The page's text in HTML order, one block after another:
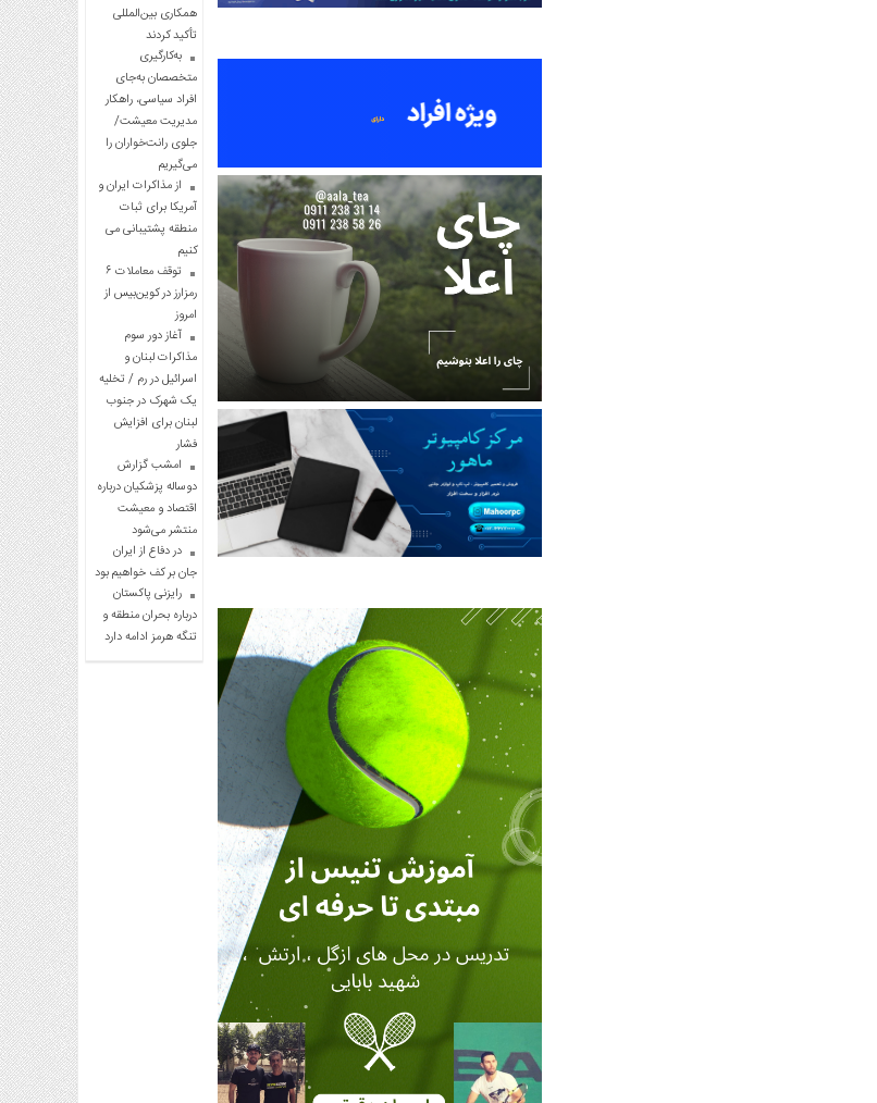
همکاری بین‌المللی
تأکید کردند
به‌کارگیری
متخصصان به‌جای
افراد سیاسی، راهکار
مدیریت معیشت/
جلوی رانت‌خواران را
می‌گیریم
از مذاکرات ایران و
آمریکا برای ثبات
منطقه پشتیبانی می
کنیم
توقف معاملات ۶
رمزارز در کوین‌بیس از
امروز
آغاز دور سوم
مذاکرات لبنان و
اسرائیل در رم / تخلیه
یک شهرک در جنوب
لبنان برای افزایش
فشار
امشب گزارش
دوساله پزشکیان درباره
اقتصاد و معیشت
منتشر می‌شود
در دفاع از ایران
جان بر کف خواهیم بود
رایزنی پاکستان
درباره بحران منطقه و
تنگه هرمز ادامه دارد